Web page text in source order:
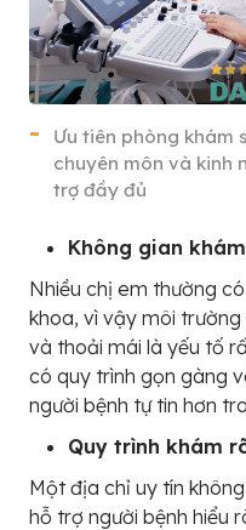
Ưu tiên phòng khám
chuyên môn và kinh
trợ đầy đủ
Không gian
Nhiều chị em thường
khoa, vì vậy môi
và thoải mái là yếu tố
có quy trình gọn gàng
người bệnh tự tin hơn
Quy trình khám
Một địa chỉ uy tín
hỗ trợ người bệnh hiểu